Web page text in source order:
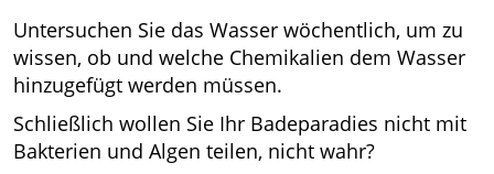
Untersuchen Sie das Wasser wöchentlich, um zu
wissen, ob und welche Chemikalien dem Wasser
hinzugefügt werden müssen.
Schließlich wollen Sie Ihr Badeparadies nicht mit
Bakterien und Algen teilen, nicht wahr?